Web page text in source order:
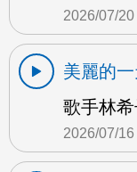
2026/07/20
美麗的
歌手林
2026/07/16